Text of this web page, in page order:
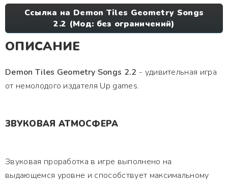
Ссылка на Demon Tiles Geometry Songs
2.2 (Мод: без ограничений)
ОПИСАНИЕ
Demon Tiles Geometry Songs 2.2 - удивительная игра
от немолодого издателя Up games.
ЗВУКОВАЯ АТМОСФЕРА
Звуковая проработка в игре выполнено на
выдающемся уровне и способствует максимальному